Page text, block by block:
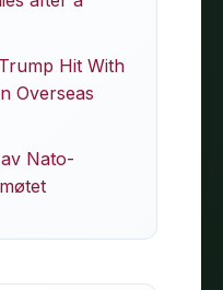
Hit With
Overseas
Nato-